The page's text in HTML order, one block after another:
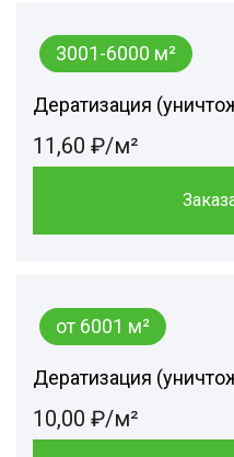
3001-6000 м²
Дератизация
11,60 ₽/м²
от 6001 м²
Дератизация
10,00 ₽/м²